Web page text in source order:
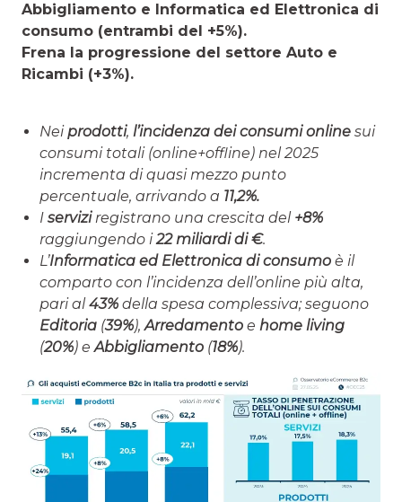
Abbigliamento e Informatica ed Elettronica di
consumo (entrambi del +5%).
Frena la progressione del settore Auto e
Ricambi (+3%).
Nei prodotti, l’incidenza dei consumi online sui
consumi totali (online+offline) nel 2025
incrementa di quasi mezzo punto
percentuale, arrivando a 11,2%.
I serviziregistrano una crescita del +8%
raggiungendo i22 miliardi di €.
L’Informatica ed Elettronica di consumo è il
comparto con l’incidenza dell’online più alta,
pari al 43% della spesa complessiva; seguono
Editoria (39%),Arredamento e home living
(20%) eAbbigliamento (18%).